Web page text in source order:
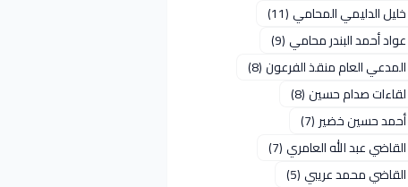
خليل الدليمي المحامي (11)
عواد أحمد البندر محامي (9)
المدعي العام منقذ الفرعون(8)
لقاءات صدام حسين(8)
أحمد حسين خضير (7)
القاضي عبد الله العامري(7)
القاضي محمد عريبي (5)